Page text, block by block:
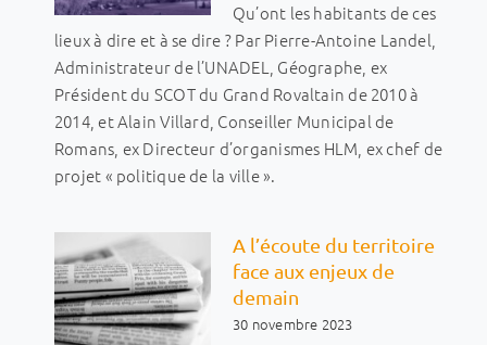
Qu’ont les habitants de ces
lieux à dire et à se dire ? Par Pierre-Antoine Landel,
Administrateur de l’UNADEL, Géographe, ex
Président du SCOT du Grand Rovaltain de 2010 à
2014, et Alain Villard, Conseiller Municipal de
Romans, ex Directeur d’organismes HLM, ex chef de
projet « politique de la ville ».
A l’écoute du territoire
face aux enjeux de
demain
30 novembre 2023